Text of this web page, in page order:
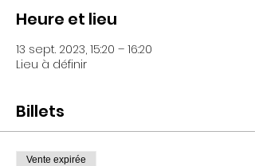
Heure et lieu
13 sept. 2023, 15:20 – 16:20
Lieu à définir
Billets
Vente expirée